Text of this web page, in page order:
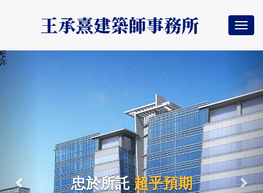
王承熹建築師事務所
忠於所託超乎預期